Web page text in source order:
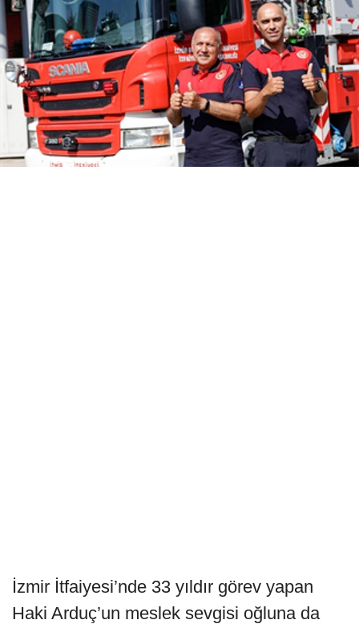
İzmir İtfaiyesi’nde 33 yıldır görev yapan
Haki Arduç’un meslek sevgisi oğluna da